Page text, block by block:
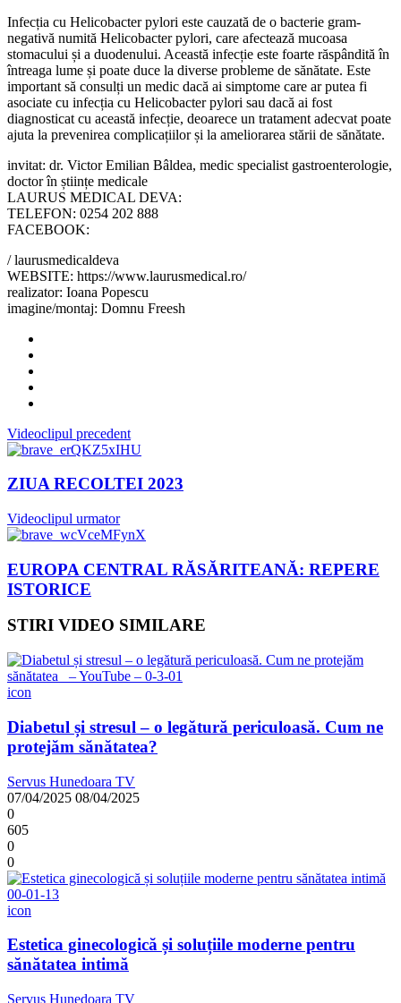
Infecția cu Helicobacter pylori este cauzată de o bacterie gram-
negativă numită Helicobacter pylori, care afectează mucoasa
stomacului și a duodenului. Această infecție este foarte răspândită în
întreaga lume și poate duce la diverse probleme de sănătate. Este
important să consulți un medic dacă ai simptome care ar putea fi
asociate cu infecția cu Helicobacter pylori sau dacă ai fost
diagnosticat cu această infecție, deoarece un tratament adecvat poate
ajuta la prevenirea complicațiilor și la ameliorarea stării de sănătate.
invitat: dr. Victor Emilian Bâldea, medic specialist gastroenterologie,
doctor în științe medicale
LAURUS MEDICAL DEVA:
TELEFON: 0254 202 888
FACEBOOK:
/ laurusmedicaldeva
WEBSITE: https://www.laurusmedical.ro/
realizator: Ioana Popescu
imagine/montaj: Domnu Freesh
Videoclipul precedent
ZIUA RECOLTEI 2023
Videoclipul urmator
EUROPA CENTRAL RĂSĂRITEANĂ: REPERE
ISTORICE
STIRI VIDEO SIMILARE
icon
Diabetul și stresul – o legătură periculoasă. Cum ne
protejăm sănătatea?
Servus Hunedoara TV
07/04/2025 08/04/2025
0
605
0
0
icon
Estetica ginecologică și soluțiile moderne pentru
sănătatea intimă
Servus Hunedoara TV